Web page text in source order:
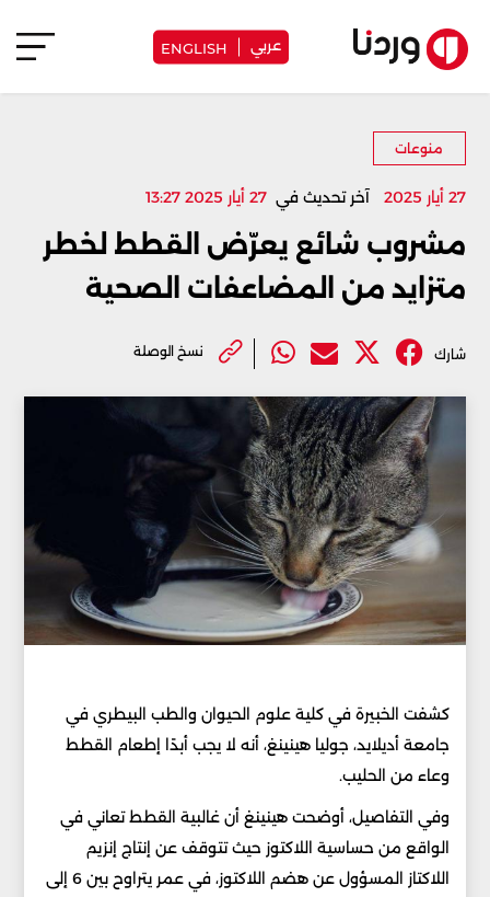
عربي ENGLISH
منوعات
27 أيار 2025 آخر تحديث في 27 أيار 2025 13:27
مشروب شائع يعرّض القطط لخطر
متزايد من المضاعفات الصحية
شارك نسخ الوصلة
كشفت الخبيرة في كلية علوم الحيوان والطب البيطري في
جامعة أديلايد، جوليا هينينغ، أنه لا يجب أبدًا إطعام القطط
وعاء من الحليب.
وفي التفاصيل، أوضحت هينينغ أن غالبية القطط تعاني في
الواقع من حساسية اللاكتوز حيث تتوقف عن إنتاج إنزيم
اللاكتاز المسؤول عن هضم اللاكتوز، في عمر يتراوح بين 6 إلى